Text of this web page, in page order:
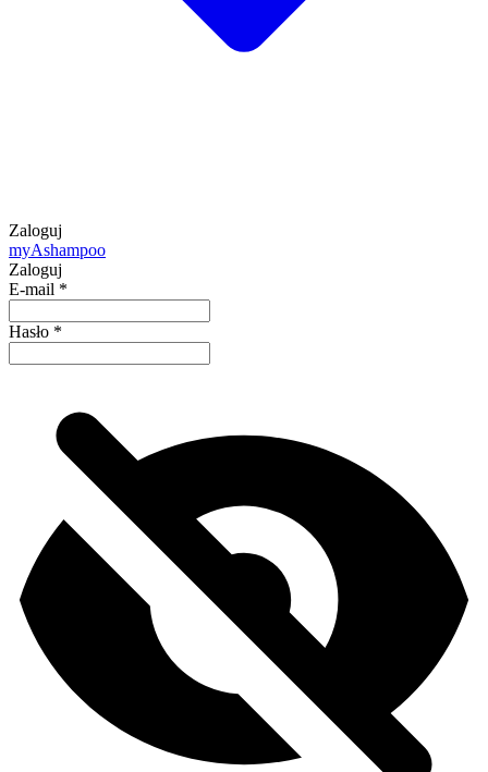
Zaloguj
myAshampoo
Zaloguj
E-mail *
Hasło *